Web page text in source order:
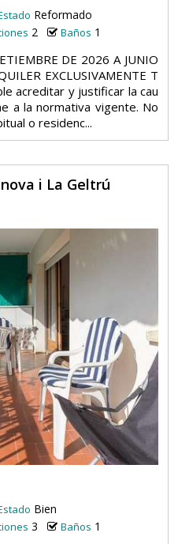
Reformado
2 Baños 1
DE 2026 A JUNIO
EXCLUSIVAMENTE T
acreditar y justificar la cau
a la normativa vigente. No
o residenc...
i La Geltrú
Bien
3 Baños 1